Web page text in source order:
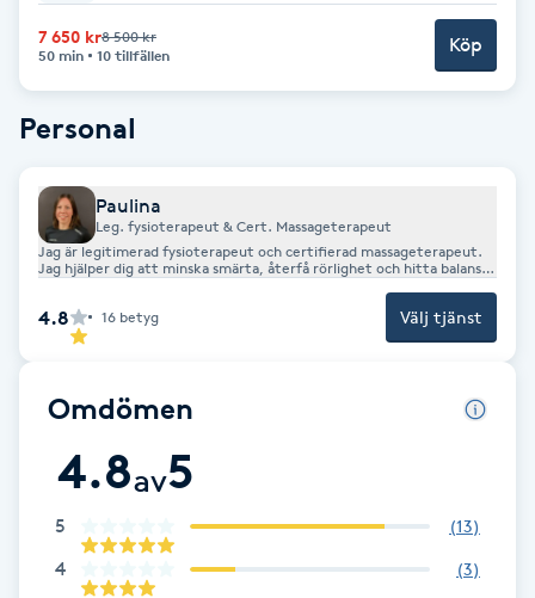
Enzympeeling
Extensions borttagning
Eyeliner-tatuering
Fettreducering
7 650 kr8 500 kr
50 min
10 tillfällen Köp
Personal
Paulina
Leg. fysioterapeut & Cert. Massageterapeut
Jag är legitimerad fysioterapeut och certifierad massageterapeut.
Jag hjälper dig att minska smärta, återfå rörlighet och hitta balans i
fram en plan för rehab och återhämtning som passar dig och din
vardag.
4.8 16 betyg Välj tjänst
Omdömen
4.8av5
5 (13)
4 (3)